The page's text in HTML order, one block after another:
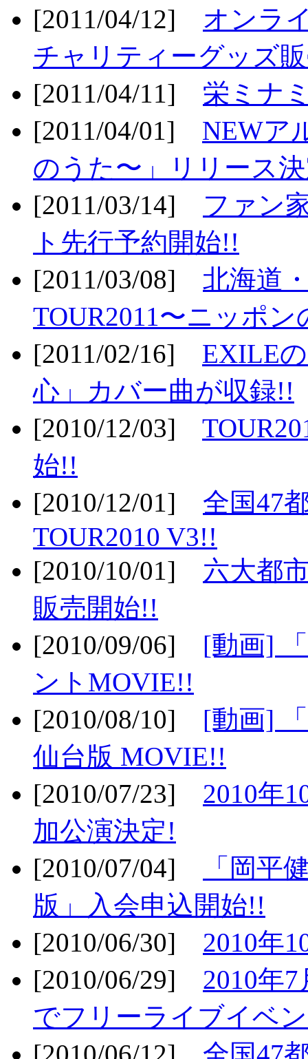
[2011/04/12] オンラ
チャリティーグッズ
[2011/04/11] 栄ミナ
[2011/04/01] NEWア
のうた〜」リリース
[2011/03/14] ファン
ト先行予約開始!!
[2011/03/08] 北海道
TOUR2011〜ニッポ
[2011/02/16] EXILE
心」カバー曲が収録!!
[2010/12/03]
始!!
[2010/12/01] 全国47
TOUR2010 V3!!
[2010/10/01] 六大都
販売開始!!
[2010/09/06] [動画]
ントMOVIE!!
[2010/08/10] [動画]
仙台版 MOVIE!!
[2010/07/23] 2010年
加公演決定!
[2010/07/04]
「岡平
版」入会申込開始!!
[2010/06/30] 2010年
[2010/06/29] 2010年
でフリーライブイベ